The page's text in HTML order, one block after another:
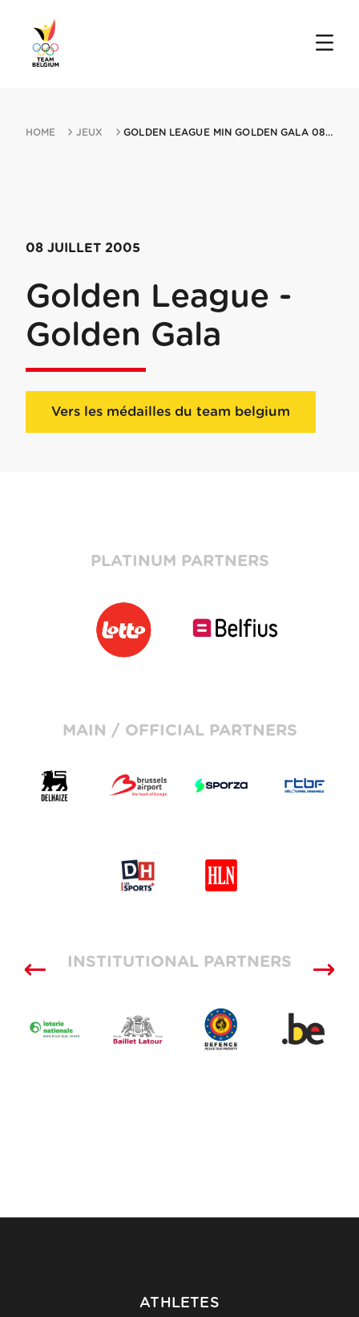
HOME JEUX GOLDEN LEAGUE MIN GOLDEN GALA 08072005 ROME
08 JUILLET 2005
Golden League -
Golden Gala
Vers les médailles du team belgium
PLATINUM PARTNERS
MAIN / OFFICIAL PARTNERS
INSTITUTIONAL PARTNERS
ATHLETES